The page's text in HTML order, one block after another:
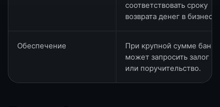
соответствовать сроку
возврата денег в бизнес.
Обеспечение
При крупной сумме банк
может запросить залог
или поручительство.